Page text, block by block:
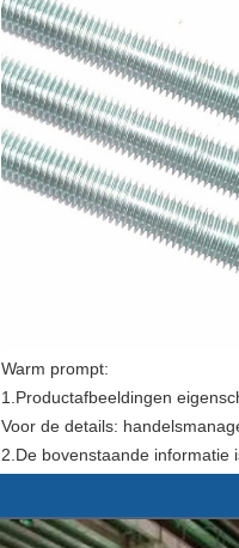
Warm prompt:
1.Productafbeeldingen
Voor de details:
2.De bovenstaande informatie